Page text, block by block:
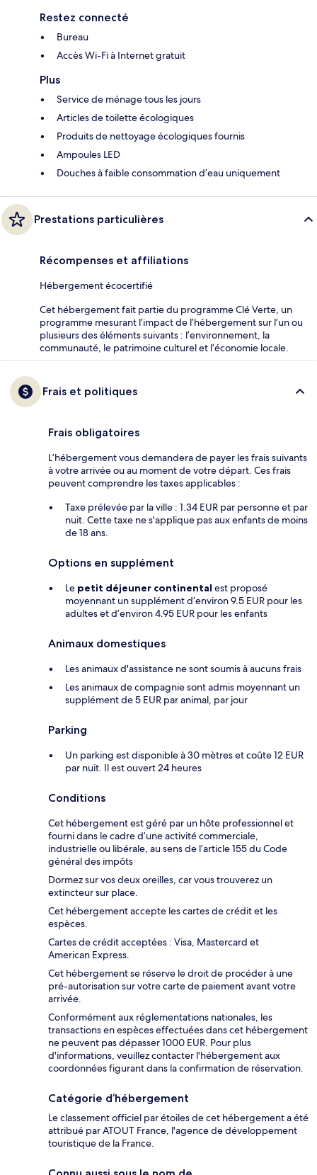
Restez connecté
Bureau
Accès Wi-Fi à Internet gratuit
Plus
Service de ménage tous les jours
Articles de toilette écologiques
Produits de nettoyage écologiques fournis
Ampoules LED
Douches à faible consommation d’eau uniquement
Prestations particulières
Récompenses et affiliations
Hébergement écocertifié
Cet hébergement fait partie du programme Clé Verte, un
programme mesurant l’impact de l’hébergement sur l’un ou
plusieurs des éléments suivants : l’environnement, la
communauté, le patrimoine culturel et l’économie locale.
Frais et politiques
Frais obligatoires
L’hébergement vous demandera de payer les frais suivants
à votre arrivée ou au moment de votre départ. Ces frais
peuvent comprendre les taxes applicables :
Taxe prélevée par la ville : 1.34 EUR par personne et par
nuit. Cette taxe ne s'applique pas aux enfants de moins
de 18 ans.
Options en supplément
Le petit déjeuner continental est proposé
moyennant un supplément d’environ 9.5 EUR pour les
adultes et d’environ 4.95 EUR pour les enfants
Animaux domestiques
Les animaux d'assistance ne sont soumis à aucuns frais
Les animaux de compagnie sont admis moyennant un
supplément de 5 EUR par animal, par jour
Parking
Un parking est disponible à 30 mètres et coûte 12 EUR
par nuit. Il est ouvert 24 heures
Conditions
Cet hébergement est géré par un hôte professionnel et
fourni dans le cadre d’une activité commerciale,
industrielle ou libérale, au sens de l’article 155 du Code
général des impôts
Dormez sur vos deux oreilles, car vous trouverez un
extincteur sur place.
Cet hébergement accepte les cartes de crédit et les
espèces.
Cartes de crédit acceptées : Visa, Mastercard et
American Express.
Cet hébergement se réserve le droit de procéder à une
pré-autorisation sur votre carte de paiement avant votre
arrivée.
Conformément aux réglementations nationales, les
transactions en espèces effectuées dans cet hébergement
ne peuvent pas dépasser 1000 EUR. Pour plus
d'informations, veuillez contacter l'hébergement aux
coordonnées figurant dans la confirmation de réservation.
Catégorie d’hébergement
Le classement officiel par étoiles de cet hébergement a été
attribué par ATOUT France, l'agence de développement
touristique de la France.